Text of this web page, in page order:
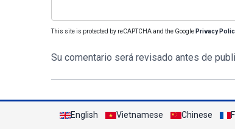
This site is protected by reCAPTCHA and the Google Privacy
Su comentario será revisado antes de
English Vietnamese Chinese